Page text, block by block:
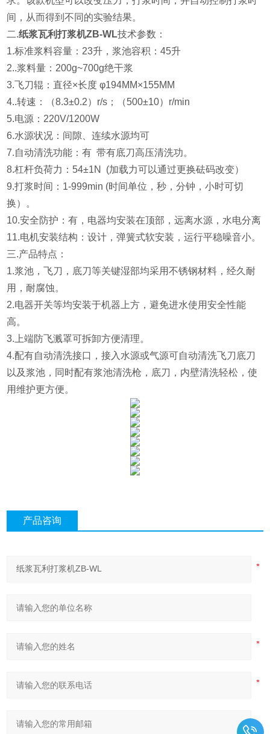
间，从而得到不同的实验结果。
二.纸浆瓦利打浆机ZB-WL技术参数：
1.标准浆料容量：23升，浆池容积：45升
2..浆料量：200g~700g绝干浆
3.飞刀辊：直径×长度 φ194MM×155MM
4..转速：（8.3±0.2）r/s；（500±10）r/min
5.电源：220V/1200W
6.水源状况：间隙、连续水源均可
7.自动清洗功能：有 带有底刀高压清洗功。
8.杠杆负荷力：54±1N (加载力可以通过更换砝码改变）
9.打浆时间：1-999min (时间单位，秒，分钟，小时可切
换）
。
10.安全防护：有，电器均安装在顶部，远离水源，水电分离
11.电机安装结构：设计，弹簧式软安装，运行平稳噪音小。
三.产品特点：
1.浆池，飞刀，底刀等关键湿部均采用不锈钢材料，经久耐
用，耐腐蚀。
2.电器开关等均安装于机器上方，避免进水使用安全性能
高。
3.上端防飞溅罩可拆卸方便清理。
4.配有自动清洗接口，接入水源或气源可自动清洗飞刀底刀
以及浆池，同时配有浆池清洗枪，底刀，内壁清洗轻松，使
用维护更方便。
产品咨询